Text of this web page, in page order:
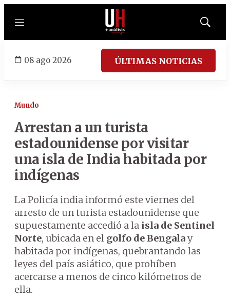
Menú
Mostrar
08 ago 2026 ÚLTIMAS NOTICIAS
Mundo
Arrestan a un turista
estadounidense por visitar
una isla de India habitada por
indígenas
La Policía india informó este viernes del
arresto de un turista estadounidense que
supuestamente accedió a la isla de Sentinel
Norte, ubicada en el golfo de Bengalay
habitada por indígenas, quebrantando las
leyes del país asiático, que prohíben
acercarse a menos de cinco kilómetros de
ella.